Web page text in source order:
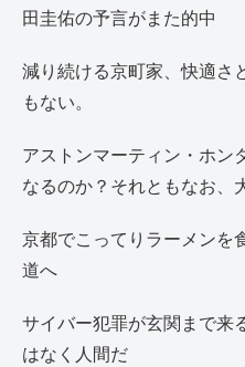
田圭佑の予言がまた的中
減り続ける京町家、快適さ
もない。
アストンマーティン・ホン
なるのか？それともなお、
京都でこってりラーメンを
道へ
サイバー犯罪が玄関まで
はなく人間だ